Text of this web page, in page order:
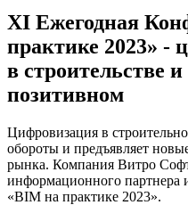
XI Ежегодная
практике 2023» -
в строительстве
позитивном
Цифровизация в
обороты и предъявляет
рынка. Компания Витро
информационного партнера
«BIM на практике 2023».